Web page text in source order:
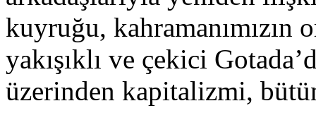
kuyruğu,
yakışıklı ve çekici
üzerinden kapitalizmi,